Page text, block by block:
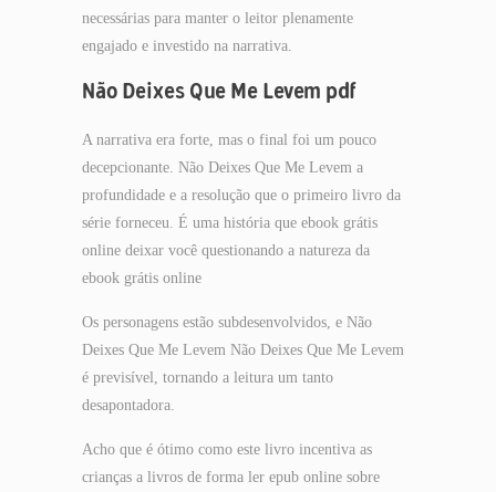
necessárias para manter o leitor plenamente
engajado e investido na narrativa.
Não Deixes Que Me Levem pdf
A narrativa era forte, mas o final foi um pouco
decepcionante. Não Deixes Que Me Levem a
profundidade e a resolução que o primeiro livro da
série forneceu. É uma história que ebook grátis
online deixar você questionando a natureza da
ebook grátis online
Os personagens estão subdesenvolvidos, e Não
Deixes Que Me Levem Não Deixes Que Me Levem
é previsível, tornando a leitura um tanto
desapontadora.
Acho que é ótimo como este livro incentiva as
crianças a livros de forma ler epub online sobre